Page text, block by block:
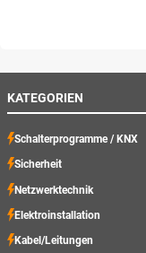
KATEGORIEN
Schalterprogramme / KNX
Sicherheit
Netzwerktechnik
Elektroinstallation
Kabel/Leitungen